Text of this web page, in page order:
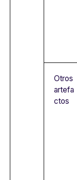
Otros
artefa
ctos